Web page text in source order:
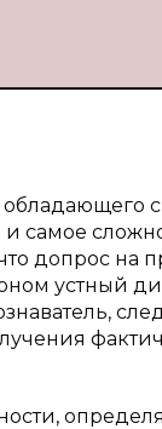
самое
допрос на
устный